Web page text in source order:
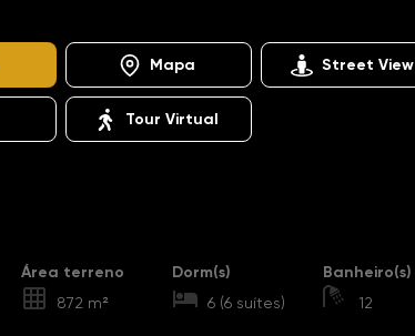
Mapa Street View
Tour Virtual
Área terreno
872 m²
Dorm(s)
6 (6 suítes)
Banheiro(s)
12